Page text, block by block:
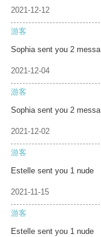
2021-12-12
游客
Sophia sent you 2 messa
2021-12-04
游客
Sophia sent you 2 messa
2021-12-02
游客
Estelle sent you 1 nude
2021-11-15
游客
Estelle sent you 1 nude